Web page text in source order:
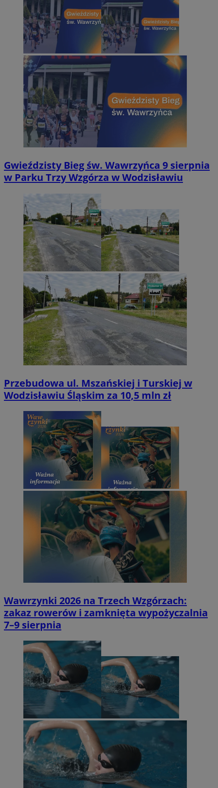
Gwieździsty Bieg św. Wawrzyńca 9 sierpnia
w Parku Trzy Wzgórza w Wodzisławiu
Przebudowa ul. Mszańskiej i Turskiej w
Wodzisławiu Śląskim za 10,5 mln zł
Wawrzynki 2026 na Trzech Wzgórzach:
zakaz rowerów i zamknięta wypożyczalnia
7–9 sierpnia